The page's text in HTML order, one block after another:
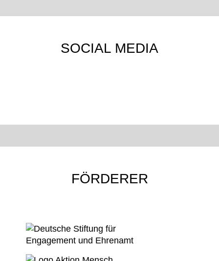
SOCIAL MEDIA
FÖRDERER